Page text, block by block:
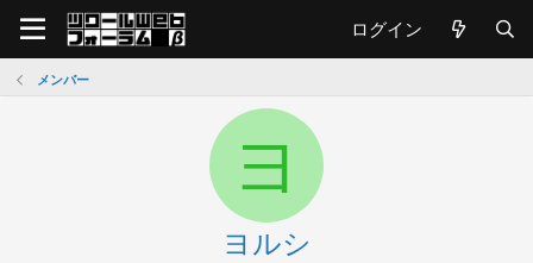
ログイン
メンバー
ヨ
ヨルシ